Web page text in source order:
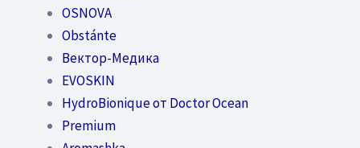
OSNOVA
Obstánte
Вектор-Медика
EVOSKIN
HydroBionique от Doctor Ocean
Premium